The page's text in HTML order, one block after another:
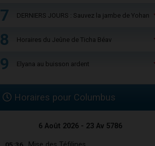
7 DERNIERS JOURS : Sauvez la jambe de Yohan
8 Horaires du Jeûne de Ticha Béav
9 Elyana au buisson ardent
Horaires pour Columbus
6 Août 2026 - 23 Av 5786